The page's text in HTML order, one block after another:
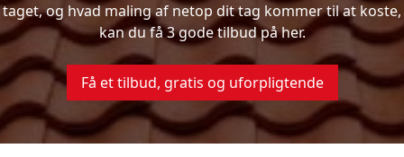
taget, og hvad maling af netop dit tag kommer til at koste,
kan du få 3 gode tilbud på her.
Få et tilbud, gratis og uforpligtende